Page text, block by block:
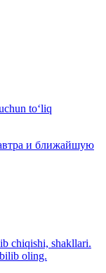
to‘liq
и ближайшую
chiqishi, shakllari.
oling.